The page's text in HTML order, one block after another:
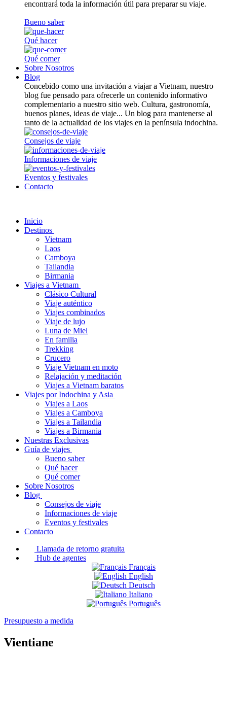
encontrará toda la información útil para preparar su viaje.
Bueno saber
Qué hacer
Qué comer
Sobre Nosotros
Blog
Concebido como una invitación a viajar a Vietnam, nuestro
blog fue pensado para ofrecerle un contenido informativo
complementario a nuestro sitio web. Cultura, gastronomía,
buenos planes, ideas de viaje... Un blog para mantenerse al
tanto de la actualidad de los viajes en la península indochina.
Consejos de viaje
Informaciones de viaje
Eventos y festivales
Contacto
Inicio
Destinos
Vietnam
Laos
Camboya
Tailandia
Birmania
Viajes a Vietnam
Clásico Cultural
Viaje auténtico
Viajes combinados
Viaje de lujo
Luna de Miel
En familia
Trekking
Crucero
Viaje Vietnam en moto
Relajación y meditación
Viajes a Vietnam baratos
Viajes por Indochina y Asia
Viajes a Laos
Viajes a Camboya
Viajes a Tailandia
Viajes a Birmania
Nuestras Exclusivas
Guía de viajes
Bueno saber
Qué hacer
Qué comer
Sobre Nosotros
Blog
Consejos de viaje
Informaciones de viaje
Eventos y festivales
Contacto
Llamada de retorno gratuita
Hub de agentes
Français
English
Deutsch
Italiano
Português
Presupuesto a medida
Vientiane